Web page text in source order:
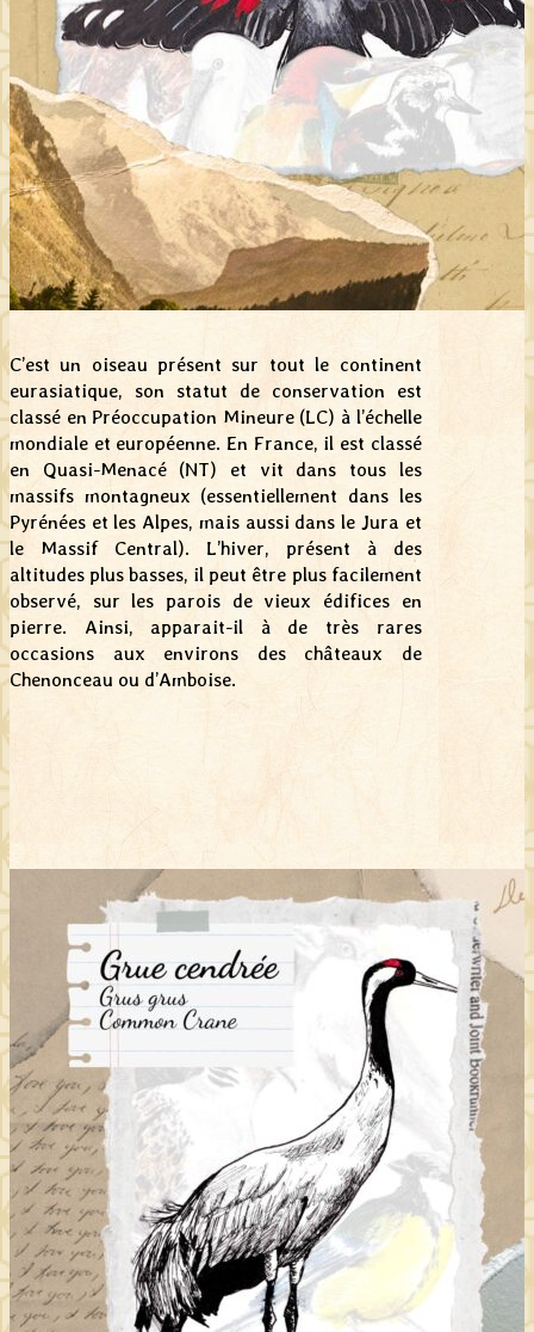
C’est un oiseau présent sur tout le continent
eurasiatique, son statut de conservation est
classé en Préoccupation Mineure (LC) à l’échelle
mondiale et européenne. En France, il est classé
en Quasi-Menacé (NT) et vit dans tous les
massifs montagneux (essentiellement dans les
Pyrénées et les Alpes, mais aussi dans le Jura et
le Massif Central). L’hiver, présent à des
altitudes plus basses, il peut être plus facilement
observé, sur les parois de vieux édifices en
pierre. Ainsi, apparait-il à de très rares
occasions aux environs des châteaux de
Chenonceau ou d’Amboise.